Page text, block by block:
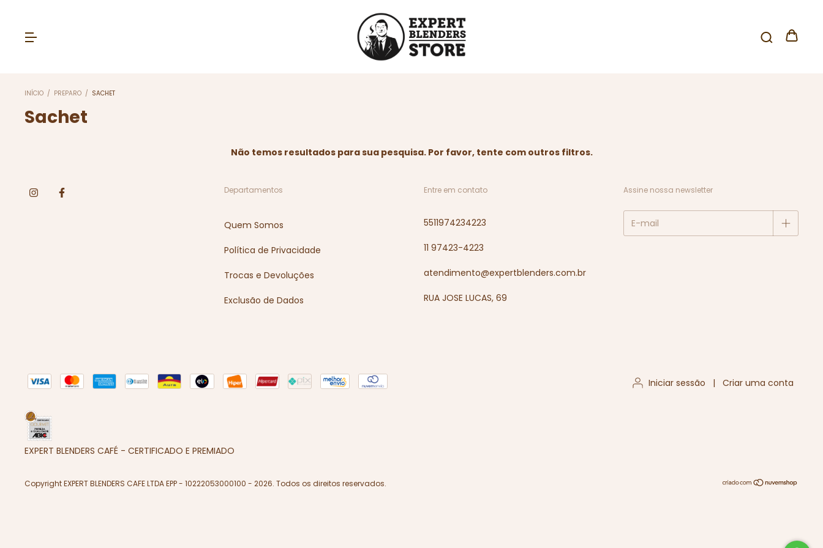
INÍCIO / PREPARO / SACHET
Sachet
Não temos resultados para sua pesquisa. Por favor, tente com outros filtros.
Departamentos
Quem Somos
Política de Privacidade
Trocas e Devoluções
Exclusão de Dados
Entre em contato
5511974234223
11 97423-4223
atendimento@expertblenders.com.br
RUA JOSE LUCAS, 69
Assine nossa newsletter
Iniciar sessão | Criar uma conta
EXPERT BLENDERS CAFÉ - CERTIFICADO E PREMIADO
Copyright EXPERT BLENDERS CAFE LTDA EPP - 10222053000100 - 2026. Todos os direitos reservados.